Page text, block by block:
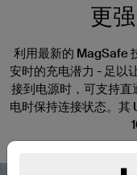
更
利用最新的 MagSafe
安时的充电潜力 - 足以
接到电源时，可支持
电时保持连接状态。其